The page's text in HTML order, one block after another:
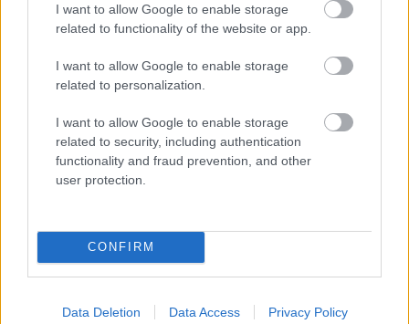
I want to allow Google to enable storage
related to functionality of the website or app.
I want to allow Google to enable storage
related to personalization.
I want to allow Google to enable storage
related to security, including authentication
functionality and fraud prevention, and other
user protection.
CONFIRM
Data Deletion Data Access Privacy Policy
FRISS HÍREK
Elérkezett a fordulópont:megállt a Duna
apadása, hétvégére javulás várható
HÍREK 35 perce